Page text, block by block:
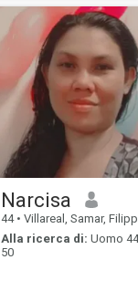
Narcisa
44 • Villareal, Samar,
Alla ricerca di: Uomo
50